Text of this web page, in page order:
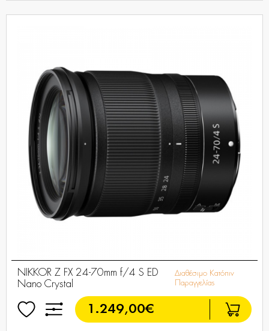
NIKKOR Z FX 24-70mm f/4 S ED
Nano Crystal
Διαθέσιμο Κατόπιν
Παραγγελίας
1.249,00€